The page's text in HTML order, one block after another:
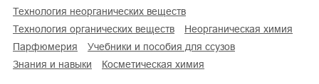
технология неорганических веществ
технология органических веществ
неорганическая химия
парфюмерия
учебники и пособия для ссузов
знания и навыки
косметическая химия